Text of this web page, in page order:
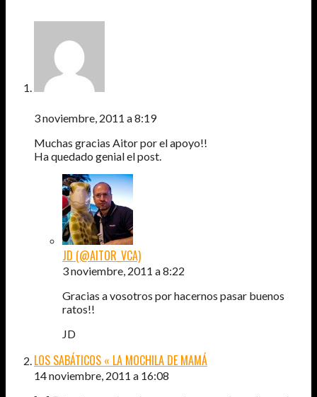
3 noviembre, 2011 a 8:19
Muchas gracias Aitor por el apoyo!!
Ha quedado genial el post.
JD (@AITOR_VCA)
3 noviembre, 2011 a 8:22
Gracias a vosotros por hacernos pasar buenos
ratos!!
JD
LOS SABÁTICOS « LA MOCHILA DE MAMÁ
14 noviembre, 2011 a 16:08